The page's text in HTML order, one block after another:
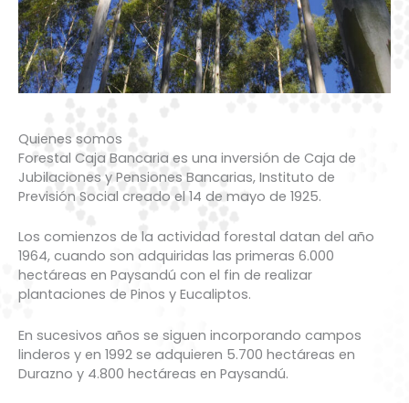
Quienes somos
Forestal Caja Bancaria es una inversión de Caja de
Jubilaciones y Pensiones Bancarias, Instituto de
Previsión Social creado el 14 de mayo de 1925.
Los comienzos de la actividad forestal datan del año
1964, cuando son adquiridas las primeras 6.000
hectáreas en Paysandú con el fin de realizar
plantaciones de Pinos y Eucaliptos.
En sucesivos años se siguen incorporando campos
linderos y en 1992 se adquieren 5.700 hectáreas en
Durazno y 4.800 hectáreas en Paysandú.